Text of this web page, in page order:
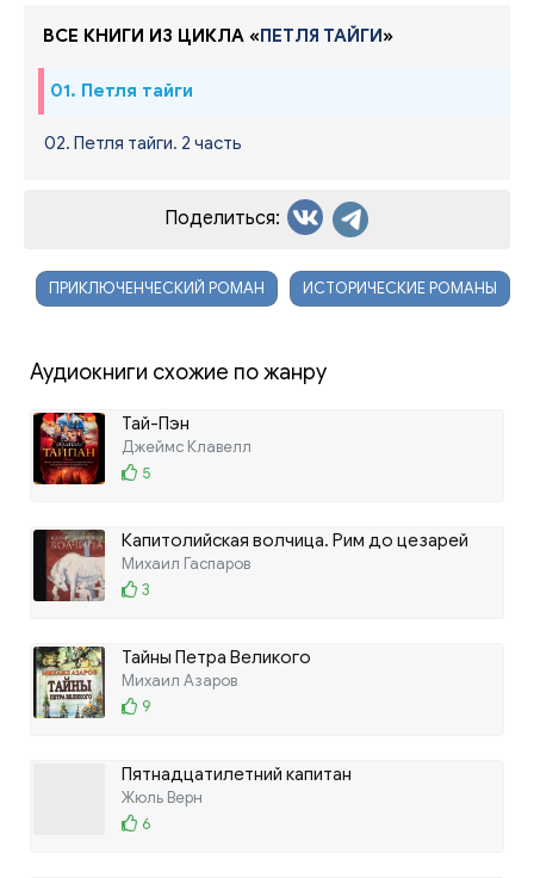
ВСЕ КНИГИ ИЗ ЦИКЛА «ПЕТЛЯ ТАЙГИ»
01. Петля тайги
02. Петля тайги. 2 часть
Поделиться:
ПРИКЛЮЧЕНЧЕСКИЙ РОМАН ИСТОРИЧЕСКИЕ РОМАНЫ
Аудиокниги схожие по жанру
Тай-Пэн
Джеймс Клавелл
5
Капитолийская волчица. Рим до цезарей
Михаил Гаспаров
3
Тайны Петра Великого
Михаил Азаров
9
Пятнадцатилетний капитан
Жюль Верн
6